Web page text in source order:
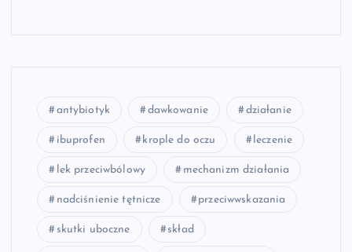
antybiotyk dawkowanie działanie
ibuprofen krople do oczu leczenie
lek przeciwbólowy mechanizm działania
nadciśnienie tętnicze przeciwwskazania
skutki uboczne skład